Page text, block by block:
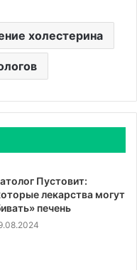
холестерина
Пустовит:
лекарства могут
печень